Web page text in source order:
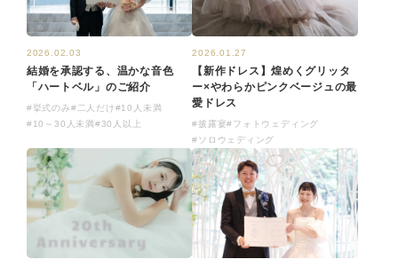
2026.02.03
結婚を承認する、温かな音色
「ハートベル」のご紹介
#挙式のみ#二人だけ#10人未満
#10～30人未満#30人以上
2026.01.27
【新作ドレス】煌めくグリッタ
ー×やわらかピンクベージュの最
愛ドレス
#披露宴#フォトウェディング
#ソロウェディング